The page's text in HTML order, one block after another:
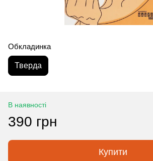
Обкладинка
Тверда
В наявності
390 грн
Купити